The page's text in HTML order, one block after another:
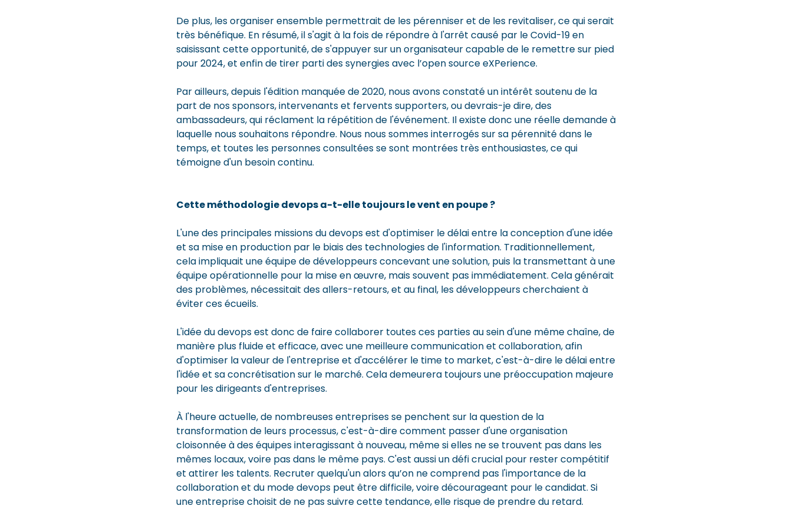
De plus, les organiser ensemble permettrait de les pérenniser et de les revitaliser, ce qui serait
très bénéfique. En résumé, il s'agit à la fois de répondre à l'arrêt causé par le Covid-19 en
saisissant cette opportunité, de s'appuyer sur un organisateur capable de le remettre sur pied
pour 2024, et enfin de tirer parti des synergies avec l’open source eXPerience.
Par ailleurs, depuis l'édition manquée de 2020, nous avons constaté un intérêt soutenu de la
part de nos sponsors, intervenants et fervents supporters, ou devrais-je dire, des
ambassadeurs, qui réclament la répétition de l'événement. Il existe donc une réelle demande à
laquelle nous souhaitons répondre. Nous nous sommes interrogés sur sa pérennité dans le
temps, et toutes les personnes consultées se sont montrées très enthousiastes, ce qui
témoigne d'un besoin continu.
Cette méthodologie devops a-t-elle toujours le vent en poupe ?
L'une des principales missions du devops est d'optimiser le délai entre la conception d'une idée
et sa mise en production par le biais des technologies de l'information. Traditionnellement,
cela impliquait une équipe de développeurs concevant une solution, puis la transmettant à une
équipe opérationnelle pour la mise en œuvre, mais souvent pas immédiatement. Cela générait
des problèmes, nécessitait des allers-retours, et au final, les développeurs cherchaient à
éviter ces écueils.
L'idée du devops est donc de faire collaborer toutes ces parties au sein d'une même chaîne, de
manière plus fluide et efficace, avec une meilleure communication et collaboration, afin
d'optimiser la valeur de l'entreprise et d'accélérer le time to market, c'est-à-dire le délai entre
l'idée et sa concrétisation sur le marché. Cela demeurera toujours une préoccupation majeure
pour les dirigeants d'entreprises.
À l'heure actuelle, de nombreuses entreprises se penchent sur la question de la
transformation de leurs processus, c'est-à-dire comment passer d'une organisation
cloisonnée à des équipes interagissant à nouveau, même si elles ne se trouvent pas dans les
mêmes locaux, voire pas dans le même pays. C'est aussi un défi crucial pour rester compétitif
et attirer les talents. Recruter quelqu'un alors qu’on ne comprend pas l'importance de la
collaboration et du mode devops peut être difficile, voire décourageant pour le candidat. Si
une entreprise choisit de ne pas suivre cette tendance, elle risque de prendre du retard.